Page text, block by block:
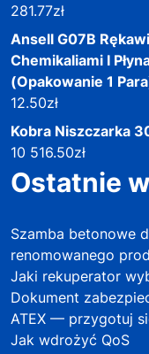
281.77zł
Ansell G07B
Chemikaliami I
(Opakowanie 1
12.50zł
Kobra Niszczarka
10 516.50zł
Ostatnie
Szamba betonowe
renomowanego
Jaki rekuperator
Dokument
ATEX — przygotuj
Jak wdrożyć QoS